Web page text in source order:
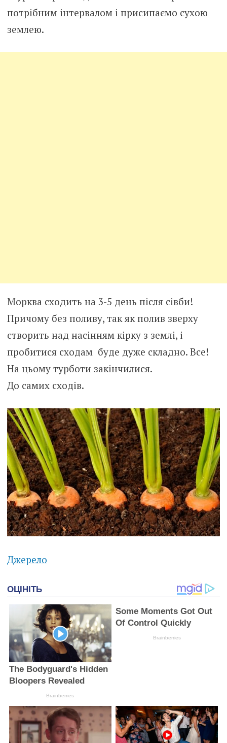
потрібним інтервалом і присипаємо сухою
землею.
Морква сходить на 3-5 день після сівби!
Причому без поливу, так як полив зверху
створить над насінням кірку з землі, і
пробитися сходам буде дуже складно. Все!
На цьому турботи закінчилися.
До самих сходів.
Джерело